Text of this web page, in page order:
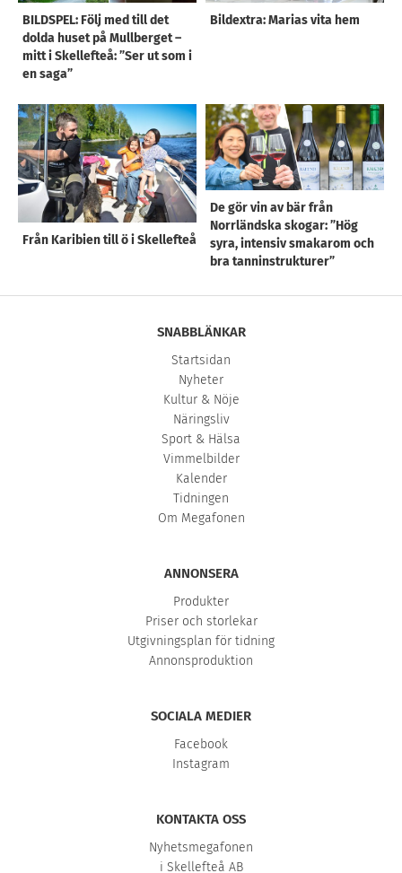
BILDSPEL: Följ med till det
dolda huset på Mullberget –
mitt i Skellefteå: ”Ser ut som i
en saga”
Bildextra: Marias vita hem
Från Karibien till ö i Skellefteå
De gör vin av bär från
Norrländska skogar: ”Hög
syra, intensiv smakarom och
bra tanninstrukturer”
SNABBLÄNKAR
Startsidan
Nyheter
Kultur & Nöje
Näringsliv
Sport & Hälsa
Vimmelbilder
Kalender
Tidningen
Om Megafonen
ANNONSERA
Produkter
Priser och storlekar
Utgivningsplan för tidning
Annonsproduktion
SOCIALA MEDIER
Facebook
Instagram
KONTAKTA OSS
Nyhetsmegafonen
i Skellefteå AB